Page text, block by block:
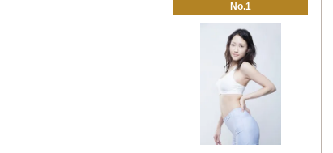
No.1